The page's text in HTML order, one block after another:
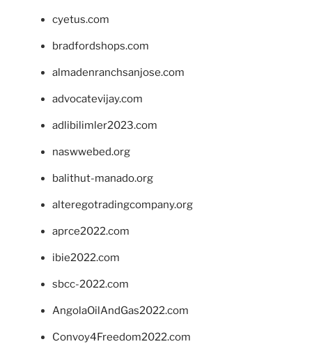
cyetus.com
bradfordshops.com
almadenranchsanjose.com
advocatevijay.com
adlibilimler2023.com
naswwebed.org
balithut-manado.org
alteregotradingcompany.org
aprce2022.com
ibie2022.com
sbcc-2022.com
AngolaOilAndGas2022.com
Convoy4Freedom2022.com